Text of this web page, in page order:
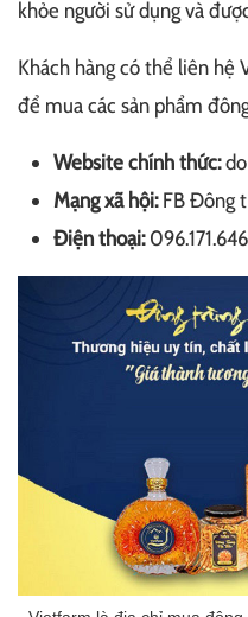
khỏe người sử dụng và
Khách hàng có thể liên
để mua các sản phẩm
Website chính thức:
Mạng xã hội:FB Đông
Điện thoại: